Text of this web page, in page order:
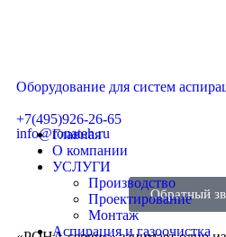
Оборудование для систем
+7(495)926-26-65
info@ronateh.ru
Главная
О компании
УСЛУГИ
Производство
Проектирование
Монтаж
Аспирация и газоочистка
Обратный